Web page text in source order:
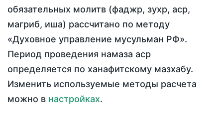
обязательных молитв (фаджр, зухр, аср,
магриб, иша) рассчитано по методу
«Духовное управление мусульман РФ».
Период проведения намаза аср
определяется по ханафитскому мазхабу.
Изменить используемые методы расчета
можно в настройках.